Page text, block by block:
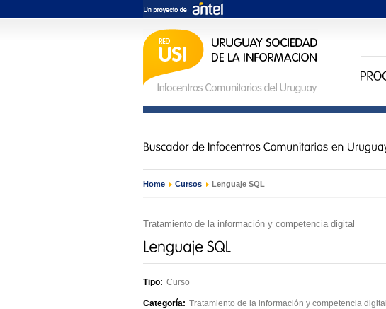
Home › Cursos › Lenguaje SQL
Tratamiento de la información y competencia digital
Tipo: Curso
Categoría: Tratamiento de la información y competencia digital